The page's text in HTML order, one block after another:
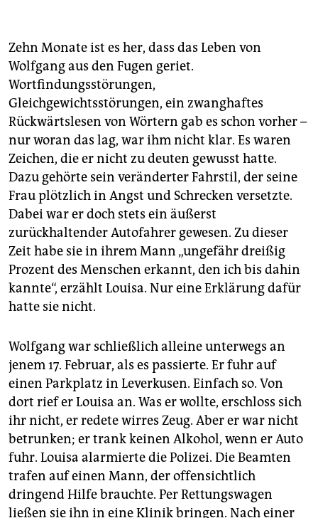
Zehn Monate ist es her, dass das Leben von
Wolfgang aus den Fugen geriet.
Wortfindungsstörungen,
Gleichgewichtsstörungen, ein zwanghaftes
Rückwärtslesen von Wörtern gab es schon vorher –
nur woran das lag, war ihm nicht klar. Es waren
Zeichen, die er nicht zu deuten gewusst hatte.
Dazu gehörte sein veränderter Fahrstil, der seine
Frau plötzlich in Angst und Schrecken versetzte.
Dabei war er doch stets ein äußerst
zurückhaltender Autofahrer gewesen. Zu dieser
Zeit habe sie in ihrem Mann „ungefähr dreißig
Prozent des Menschen erkannt, den ich bis dahin
kannte“, erzählt Louisa. Nur eine Erklärung dafür
hatte sie nicht.
Wolfgang war schließlich alleine unterwegs an
jenem 17. Februar, als es passierte. Er fuhr auf
einen Parkplatz in Leverkusen. Einfach so. Von
dort rief er Louisa an. Was er wollte, erschloss sich
ihr nicht, er redete wirres Zeug. Aber er war nicht
betrunken; er trank keinen Alkohol, wenn er Auto
fuhr. Louisa alarmierte die Polizei. Die Beamten
trafen auf einen Mann, der offensichtlich
dringend Hilfe brauchte. Per Rettungswagen
ließen sie ihn in eine Klinik bringen. Nach einer